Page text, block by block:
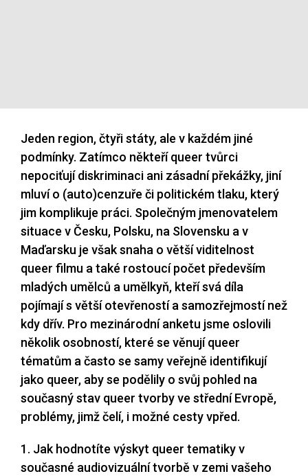
Jeden region, čtyři státy, ale v každém jiné
podmínky. Zatímco někteří queer tvůrci
nepociťují diskriminaci ani zásadní překážky, jiní
mluví o (auto)cenzuře či politickém tlaku, který
jim komplikuje práci. Společným jmenovatelem
situace v Česku, Polsku, na Slovensku a v
Maďarsku je však snaha o větší viditelnost
queer filmu a také rostoucí počet především
mladých umělců a umělkyň, kteří svá díla
pojímají s větší otevřeností a samozřejmostí než
kdy dřív. Pro mezinárodní anketu jsme oslovili
několik osobností, které se věnují queer
tématům a často se samy veřejně identifikují
jako queer, aby se podělily o svůj pohled na
současný stav queer tvorby ve střední Evropě,
problémy, jimž čelí, i možné cesty vpřed.
1. Jak hodnotíte výskyt queer tematiky v
současné audiovizuální tvorbě v zemi vašeho